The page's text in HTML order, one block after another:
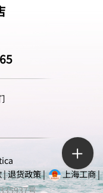
|退货政策| 上海工商|
号